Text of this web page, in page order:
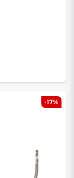
-17%